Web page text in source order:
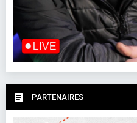
PARTENAIRES